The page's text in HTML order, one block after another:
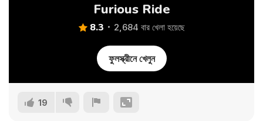
Furious Ride
8.3 2,684 বার খেলা হয়েছে
ফুলস্ক্রীনে খেলুন
19